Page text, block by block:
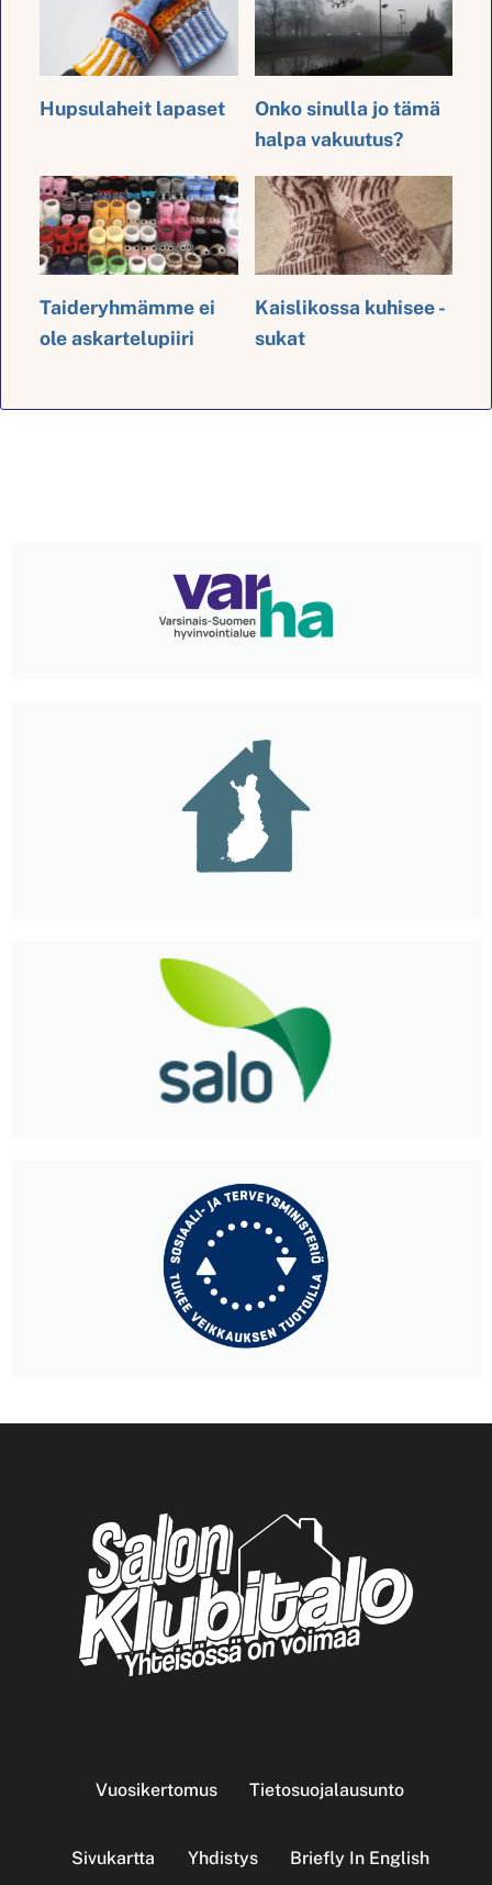
Hupsulaheit lapaset
Onko sinulla jo tämä
halpa vakuutus?
Taideryhmämme ei
ole askartelupiiri
Kaislikossa kuhisee -
sukat
Vuosikertomus Tietosuojalausunto
Sivukartta Yhdistys Briefly In English